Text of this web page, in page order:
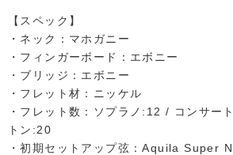
【スペック】
・ネック：マホガニー
・フィンガーボード：エボニー
・ブリッジ：エボニー
・フレット材：ニッケル
・フレット数：ソプラノ:12 / コンサー
トン:20
・初期セットアップ弦：Aquila Super